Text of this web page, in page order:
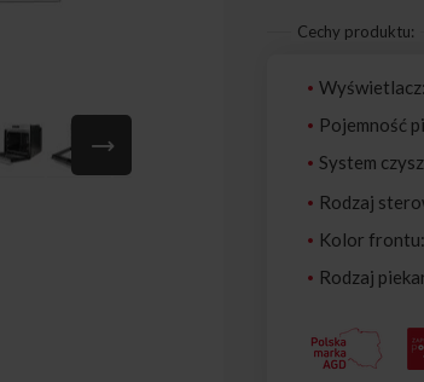
Cechy produktu:
Pojemność
System
Rodzaj
Kolor
Rodzaj